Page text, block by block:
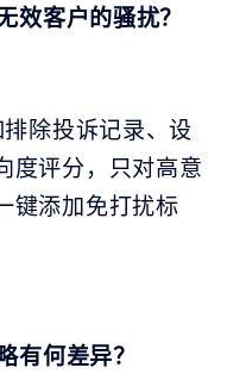
效客户的骚扰？
除投诉记录、设
度评分，只对高意
键添加免打扰标
有何差异？